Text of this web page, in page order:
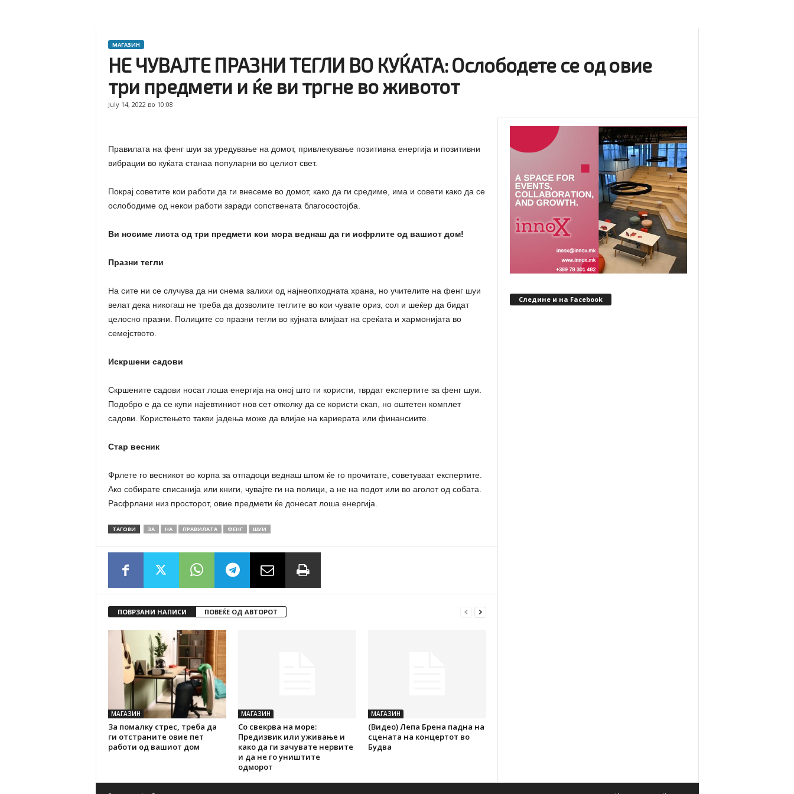
МАГАЗИН
НЕ ЧУВАЈТЕ ПРАЗНИ ТЕГЛИ ВО КУЌАТА: Ослободете се од овие
три предмети и ќе ви тргне во животот
July 14, 2022 во 10:08
Правилата на фенг шуи за уредување на домот, привлекување позитивна енергија и позитивни
вибрации во куќата станаа популарни во целиот свет.
Покрај советите кои работи да ги внесеме во домот, како да ги средиме, има и совети како да се
ослободиме од некои работи заради сопствената благосостојба.
Ви носиме листа од три предмети кои мора веднаш да ги исфрлите од вашиот дом!
Празни тегли
На сите ни се случува да ни снема залихи од најнеопходната храна, но учителите на фенг шуи
велат дека никогаш не треба да дозволите теглите во кои чувате ориз, сол и шеќер да бидат
целосно празни. Полиците со празни тегли во кујната влијаат на среќата и хармонијата во
семејството.
Искршени садови
Скршените садови носат лоша енергија на оној што ги користи, тврдат експертите за фенг шуи.
Подобро е да се купи најевтиниот нов сет отколку да се користи скап, но оштетен комплет
садови. Користењето такви јадења може да влијае на кариерата или финансиите.
Стар весник
Фрлете го весникот во корпа за отпадоци веднаш штом ќе го прочитате, советуваат експертите.
Ако собирате списанија или книги, чувајте ги на полици, а не на подот или во аголот од собата.
Расфрлани низ просторот, овие предмети ќе донесат лоша енергија.
ТАГОВИ ЗА НА ПРАВИЛАТА ФЕНГ ШУИ
ПОВРЗАНИ НАПИСИ ПОВЕЌЕ ОД АВТОРОТ
МАГАЗИН
За помалку стрес, треба да
ги отстраните овие пет
работи од вашиот дом
МАГАЗИН
Со свекрва на море:
Предизвик или уживање и
како да ги зачувате нервите
и да не го уништите
одморот
МАГАЗИН
(Видео) Лепа Брена падна на
сцената на концертот во
Будва
Следине и на Facebook